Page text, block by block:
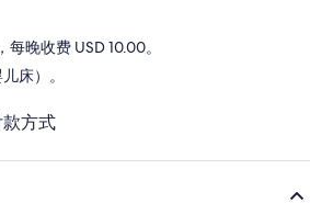
晚收费 USD 10.00。
床）。
方式